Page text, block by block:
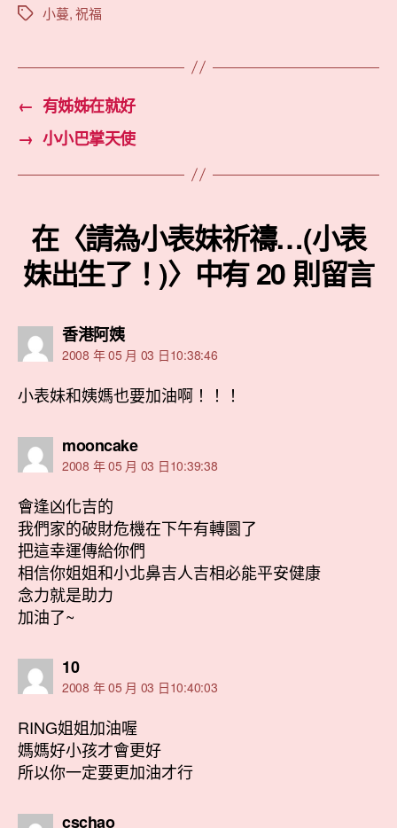
標
小蔓,祝福
← 有姊姊在就好
→ 小小巴掌天使
在〈請為小表妹祈禱…(小表
妹出生了！)〉中有 20 則留言
香港阿姨表
示:
2008 年 05 月 03 日10:38:46
小表妹和姨媽也要加油啊！！！
mooncake表
示:
2008 年 05 月 03 日10:39:38
會逢凶化吉的
我們家的破財危機在下午有轉圜了
把這幸運傳給你們
相信你姐姐和小北鼻吉人吉相必能平安健康
念力就是助力
加油了~
10表
示:
2008 年 05 月 03 日10:40:03
RING姐姐加油喔
媽媽好小孩才會更好
所以你一定要更加油才行
cschao表